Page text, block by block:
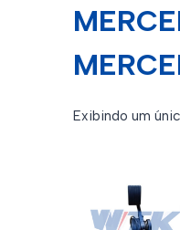
Exibindo um